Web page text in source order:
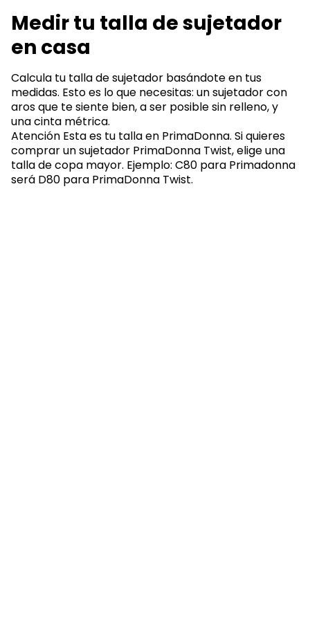
Medir tu talla de sujetador
en casa
Calcula tu talla de sujetador basándote en tus
medidas. Esto es lo que necesitas: un sujetador con
aros que te siente bien, a ser posible sin relleno, y
una cinta métrica.
Atención Esta es tu talla en PrimaDonna. Si quieres
comprar un sujetador PrimaDonna Twist, elige una
talla de copa mayor. Ejemplo: C80 para Primadonna
será D80 para PrimaDonna Twist.